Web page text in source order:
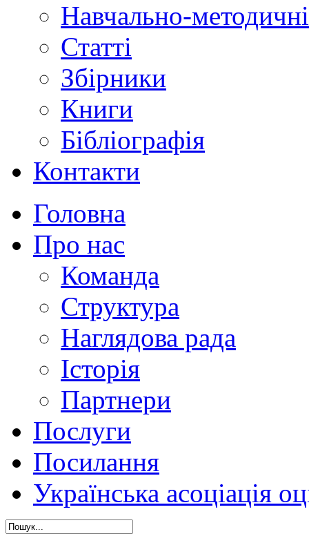
Навчально-
Статті
Збірники
Книги
Бібліографія
Контакти
Головна
Про нас
Команда
Структура
Наглядова рада
Історія
Партнери
Послуги
Посилання
Українська асоціація